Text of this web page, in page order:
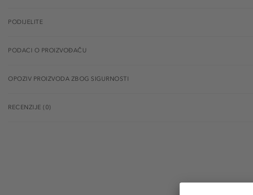
PODIJELITE
PODACI O PROIZVOĐAČU
OPOZIV PROIZVODA ZBOG SIGURNOSTI
RECENZIJE (0)